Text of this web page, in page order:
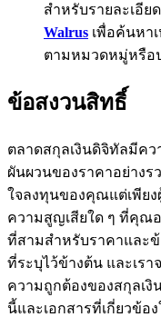
BTC New User
กิจกรรมเพิ่มเติม
รับรางวัลและสิทธิ
สำหรับรายละเอีย
Walrus เพื่อค้นหา
ตามหมวดหมู่หรือ
ข้อสงวนสิทธิ์
ตลาดสกุลเงินดิจิทัลมีค
ผันผวนของราคาอย่าง
ใจลงทุนของคุณแต่เพียง
ความสูญเสียใด ๆ ที่คุณ
ที่สามสำหรับราคาและ
ที่ระบุไว้ข้างต้น และเร
ความถูกต้องของสกุลเ
นี้และเอกสารที่เกี่ยวข้อ